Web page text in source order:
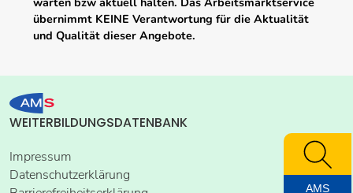
übernimmt KEINE Verantwortung für die Aktualität
und Qualität dieser Angebote.
WEITERBILDUNGSDATENBANK
Impressum
Datenschutzerklärung
AMS